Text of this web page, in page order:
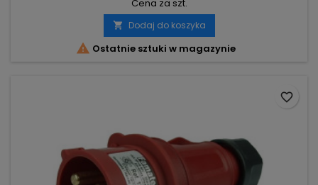
Cena za szt.
 Dodaj do koszyka
 Ostatnie sztuki w magazynie
favorite_border